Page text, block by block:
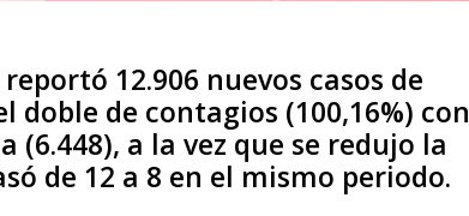
12.906 nuevos casos de
doble de contagios (100,16%) con
(6.448), a la vez que se redujo la
de 12 a 8 en el mismo periodo.